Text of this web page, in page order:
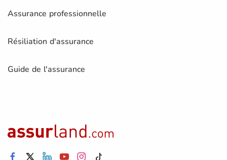
Assurance professionnelle
Résiliation d'assurance
Guide de l'assurance